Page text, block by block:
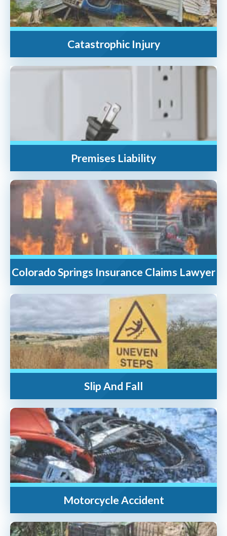
Catastrophic Injury
Premises Liability
Colorado Springs Insurance Claims Lawyer
Slip And Fall
Motorcycle Accident